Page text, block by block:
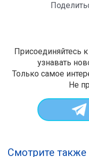
Присоединяйтесь
узнавать
Только самое
Не
Смотрите также